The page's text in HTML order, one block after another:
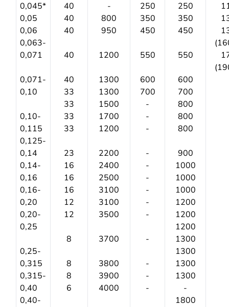
0,045*
0,05
0,06
0,063-
0,071
0,071-
0,10
0,10-
0,115
0,125-
0,14
0,14-
0,16
0,16-
0,20
0,20-
0,25
0,25-
0,315
0,315-
0,40
0,40-
40
40
40
40
40
33
33
33
33
23
16
16
16
12
12
8
8
8
6
-
800
950
1200
1300
1300
1500
1700
1200
2200
2400
2500
3100
3100
3500
3700
3800
3900
4000
250
350
450
550
600
700
-
-
-
-
-
-
-
-
-
-
-
-
-
250
350
450
550
600
700
800
800
800
900
1000
1000
1000
1200
1200
1200
1300
1300
1300
1300
-
1800